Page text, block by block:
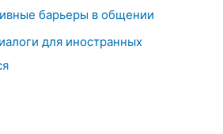
барьеры в общении
для иностранных